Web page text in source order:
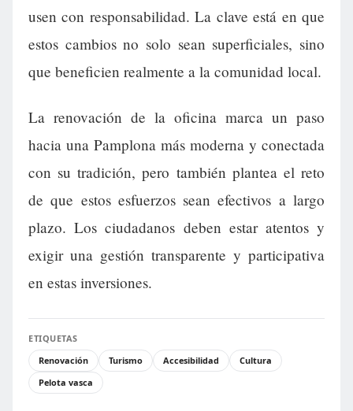
usen con responsabilidad. La clave está en que
estos cambios no solo sean superficiales, sino
que beneficien realmente a la comunidad local.
La renovación de la oficina marca un paso
hacia una Pamplona más moderna y conectada
con su tradición, pero también plantea el reto
de que estos esfuerzos sean efectivos a largo
plazo. Los ciudadanos deben estar atentos y
exigir una gestión transparente y participativa
en estas inversiones.
ETIQUETAS
Renovación
Turismo Accesibilidad
Cultura
Pelota vasca